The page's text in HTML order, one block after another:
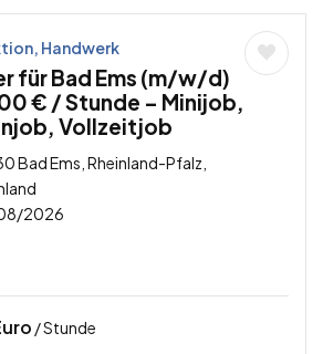
Handwerk
für Bad Ems (m/w/d)
€ / Stunde – Minijob,
Vollzeitjob
Bad Ems, Rheinland-Pfalz,
2026
/ Stunde